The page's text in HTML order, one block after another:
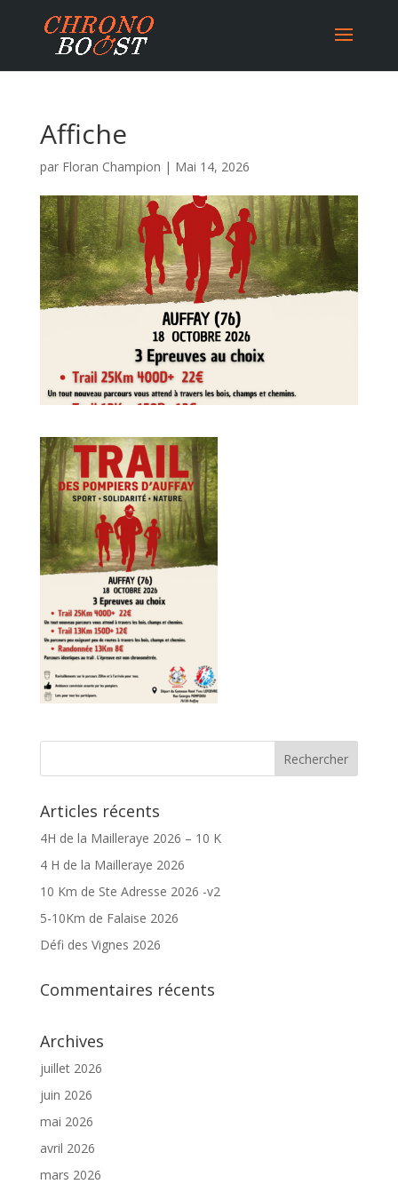
Affiche
par Floran Champion | Mai 14, 2026
Articles récents
4H de la Mailleraye 2026 – 10 K
4 H de la Mailleraye 2026
10 Km de Ste Adresse 2026 -v2
5-10Km de Falaise 2026
Défi des Vignes 2026
Commentaires récents
Archives
juillet 2026
juin 2026
mai 2026
avril 2026
mars 2026